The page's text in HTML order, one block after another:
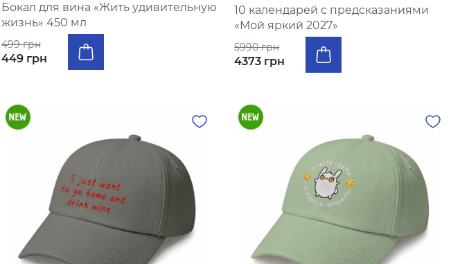
Бокал для вина «Жить удивительную
жизнь» 450 мл
499 грн
449 грн
10 календарей с предсказаниями
«Мой яркий 2027»
5990 грн
4373 грн